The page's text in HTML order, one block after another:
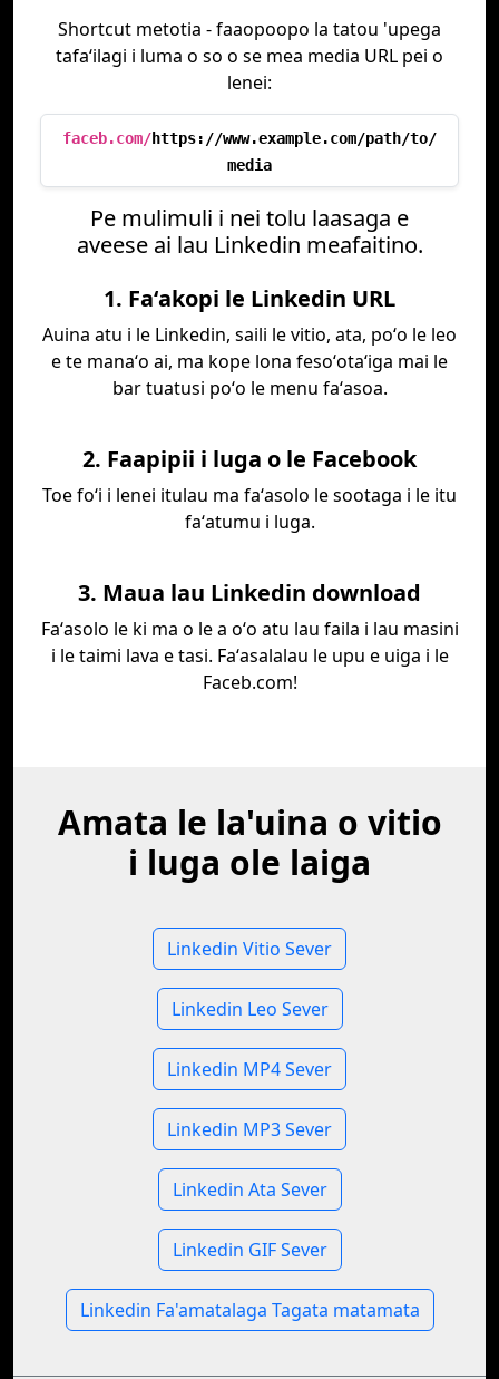
Shortcut metotia - faaopoopo la tatou 'upega
tafaʻilagi i luma o so o se mea media URL pei o
lenei:
faceb.com/https://www.example.com/path/to/
media
Pe mulimuli i nei tolu laasaga e
aveese ai lau Linkedin meafaitino.
1. Faʻakopi le Linkedin URL
Auina atu i le Linkedin, saili le vitio, ata, poʻo le leo
e te manaʻo ai, ma kope lona fesoʻotaʻiga mai le
bar tuatusi poʻo le menu faʻasoa.
2. Faapipii i luga o le Facebook
Toe foʻi i lenei itulau ma faʻasolo le sootaga i le itu
faʻatumu i luga.
3. Maua lau Linkedin download
Faʻasolo le ki ma o le a oʻo atu lau faila i lau masini
i le taimi lava e tasi. Faʻasalalau le upu e uiga i le
Faceb.com!
Amata le la'uina o vitio
i luga ole laiga
Linkedin Vitio Sever
Linkedin Leo Sever
Linkedin MP4 Sever
Linkedin MP3 Sever
Linkedin Ata Sever
Linkedin GIF Sever
Linkedin Fa'amatalaga Tagata matamata